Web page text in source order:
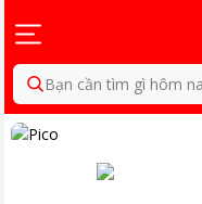
Bạn cần tìm gì hôm